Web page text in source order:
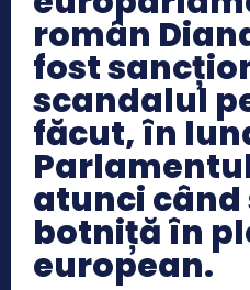
român
fost
scandalul
făcut, în
atunci când
botniță în
european.